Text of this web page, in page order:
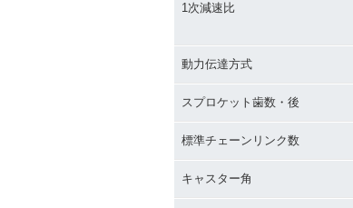
1次減速比
動力伝達方式
スプロケット歯数・後
標準チェーンリンク数
キャスター角